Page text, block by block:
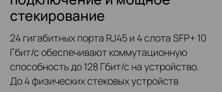
стекирование
24 гигабитных порта RJ45 и 4 слота SFP+ 10
Гбит/с обеспечивают коммутационную
способность до 128 Гбит/с на устройство.
До 4 физических стековых устройств